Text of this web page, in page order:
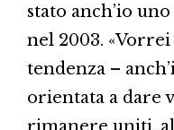
stato anch’io
nel 2003.
tendenza –
orientata a dare